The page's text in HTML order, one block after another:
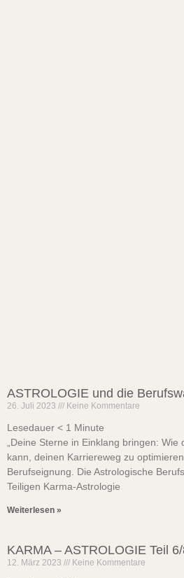
ASTROLOGIE und die
26. Juli 2023 Keine Kommentare
Lesedauer < 1 Minute
„Deine Sterne in Einklang bringen:
kann, deinen Karriereweg zu
Berufseignung. Die Astrologische
Teiligen Karma-Astrologie
Weiterlesen »
KARMA – ASTROLOGIE Teil
12. März 2023 Keine Kommentare